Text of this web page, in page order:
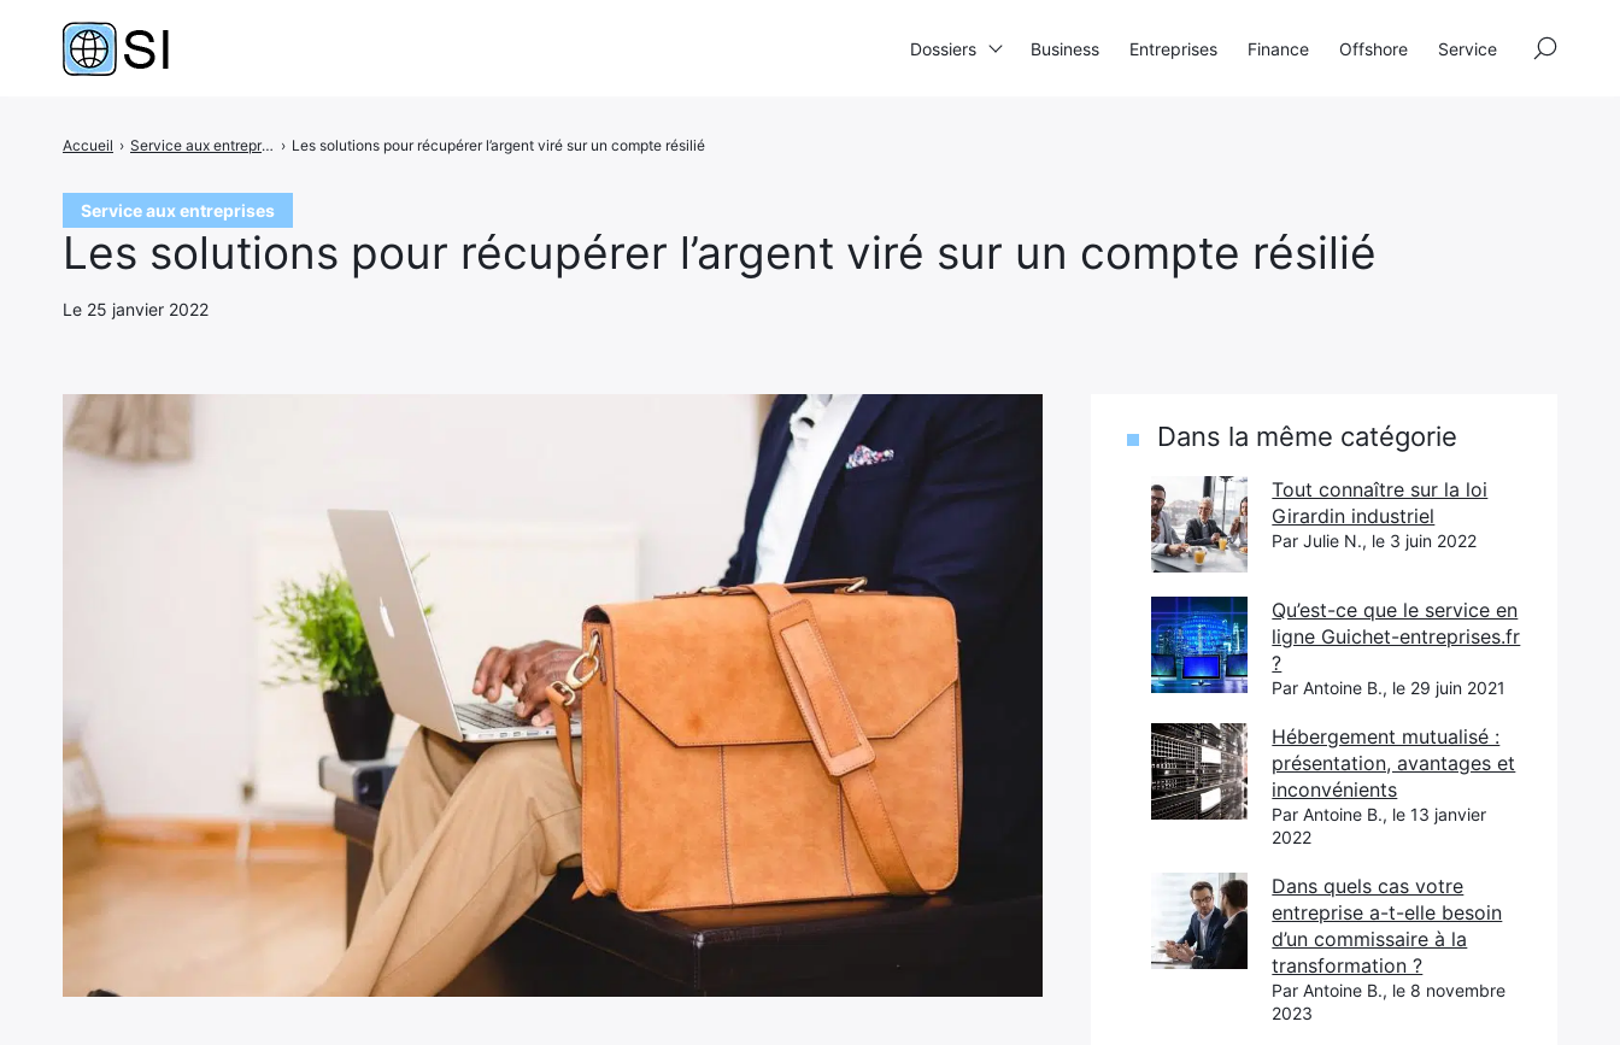
Service aux entreprises
Les solutions pour récupérer l’argent viré sur un compte résilié
Le 25 janvier 2022
Accueil › Service aux entreprises › Les solutions pour récupérer l’argent viré sur un compte résilié
Dans la même catégorie
Tout connaître sur la loi
Girardin industriel
Par Julie N., le 3 juin 2022
Qu’est-ce que le service en
ligne Guichet-entreprises.fr
?
Par Antoine B., le 29 juin 2021
Hébergement mutualisé :
présentation, avantages et
inconvénients
Par Antoine B., le 13 janvier
2022
Dans quels cas votre
entreprise a-t-elle besoin
d’un commissaire à la
transformation ?
Par Antoine B., le 8 novembre
2023
Dossiers Business Entreprises Finance Offshore Service
Rechercher